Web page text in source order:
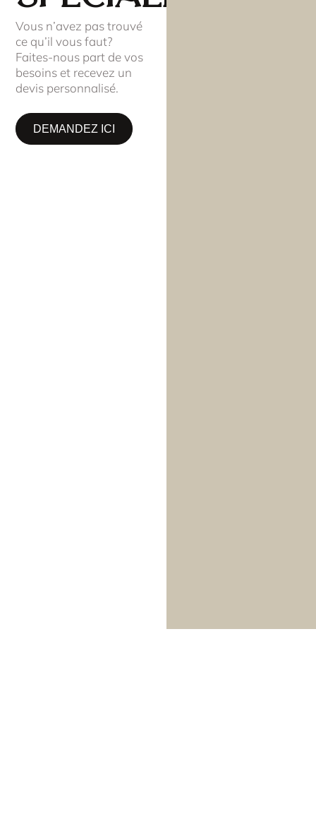
Vous n’avez pas trouvé
ce qu’il vous faut?
Faites-nous part de vos
besoins et recevez un
devis personnalisé.
DEMANDEZ ICI